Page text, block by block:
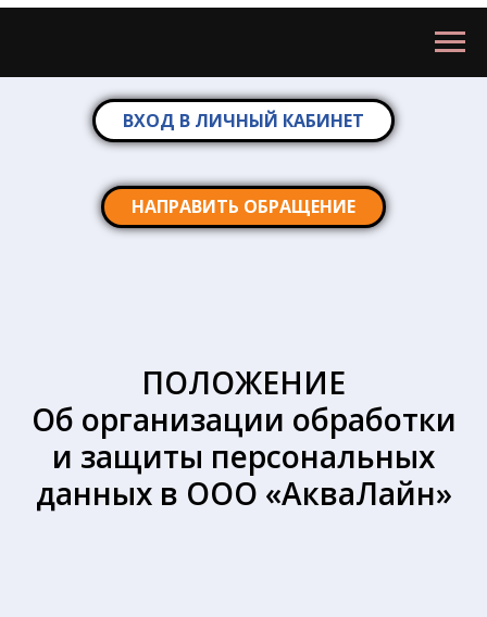
ВХОД В ЛИЧНЫЙ КАБИНЕТ
НАПРАВИТЬ ОБРАЩЕНИЕ
ПОЛОЖЕНИЕ
Об организации обработки
и защиты персональных
данных в ООО «АкваЛайн»